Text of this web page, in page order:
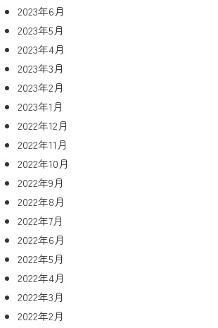
2023年6月
2023年5月
2023年4月
2023年3月
2023年2月
2023年1月
2022年12月
2022年11月
2022年10月
2022年9月
2022年8月
2022年7月
2022年6月
2022年5月
2022年4月
2022年3月
2022年2月